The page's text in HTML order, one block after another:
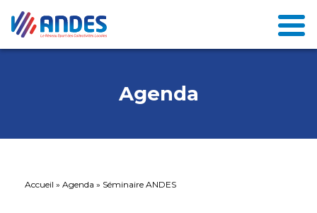
Agenda
Accueil » Agenda » Séminaire ANDES